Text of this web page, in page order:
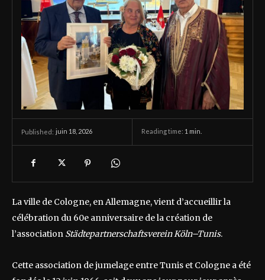
Published: juin 18, 2026 Reading time: 1 min.
La ville de Cologne, en Allemagne, vient d’accueillir la
célébration du 60e anniversaire de la création de
l’association Städtepartnerschaftsverein Köln–Tunis.
Cette association de jumelage entre Tunis et Cologne a été